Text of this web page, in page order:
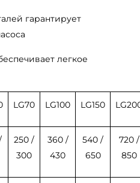
гарантирует
легкое
LG70 LG100 LG150
250 /
300
360 /
430
540 /
650
720 /
850